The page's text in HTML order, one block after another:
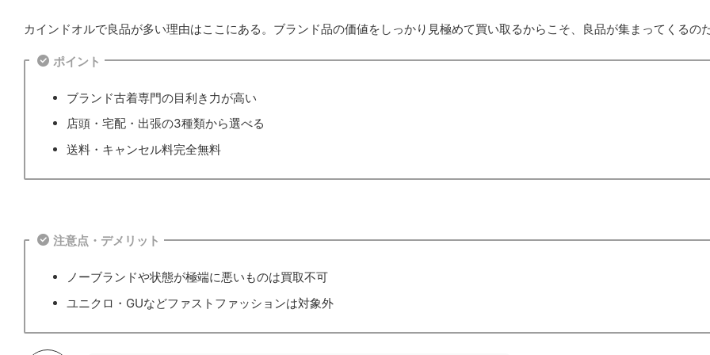
カインドオルで良品が多い理由はここにある。ブランド品の価値をしっかり見極めて買い取るからこそ、良品が集まってくるの
ポイント
ブランド古着専門の目利き力が高い
店頭・宅配・出張の3種類から選べる
送料・キャンセル料完全無料
注意点・デメリット
ノーブランドや状態が極端に悪いものは買取不可
ユニクロ・GUなどファストファッションは対象外